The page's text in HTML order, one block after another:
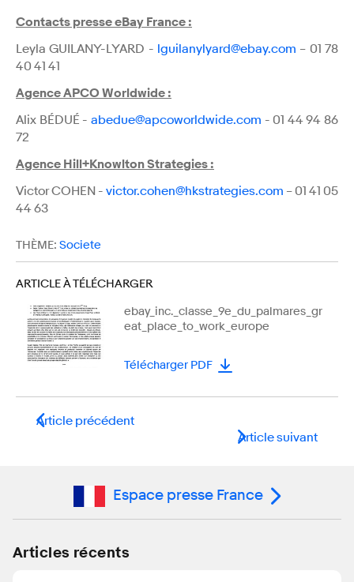
Contacts presse eBay France :
Leyla GUILANY-LYARD - lguilanylyard@ebay.com – 01 78
40 41 41
Agence APCO Worldwide :
Alix BÉDUÉ - abedue@apcoworldwide.com - 01 44 94 86
72
Agence Hill+Knowlton Strategies :
Victor COHEN - victor.cohen@hkstrategies.com – 01 41 05
44 63
THÈME: Societe
ARTICLE À TÉLÉCHARGER
ebay_inc._classe_9e_du_palmares_gr
eat_place_to_work_europe
Télécharger PDF
Article précédent
Article suivant
Espace presse France
Articles récents